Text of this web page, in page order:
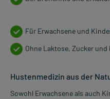
Für Erwachsene und
Ohne Laktose, Zucker
Hustenmedizin aus der
Sowohl Erwachsene als auch